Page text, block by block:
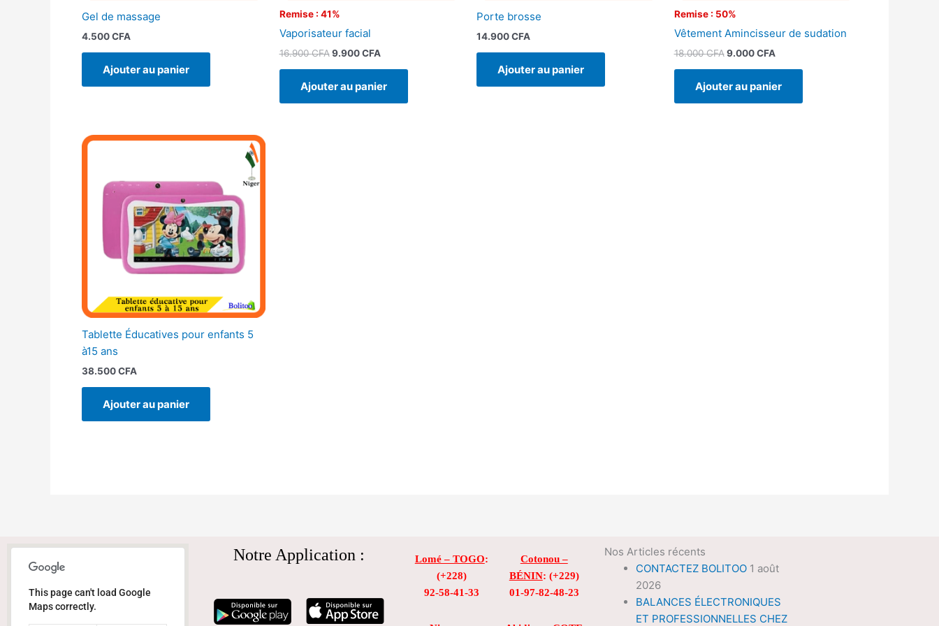
Gel de massage
4.500CFA
Ajouter au panier
Remise : 41%
Vaporisateur facial
16.900CFA 9.900CFA
Ajouter au panier
Porte brosse
14.900CFA
Ajouter au panier
Remise : 50%
Vêtement Amincisseur de sudation
18.000CFA 9.000CFA
Ajouter au panier
Tablette Éducatives pour enfants 5
à15 ans
38.500CFA
Ajouter au panier
This page can't load Google
Maps correctly.
Notre Application : Lomé – TOGO:
(+228)
92-58-41-33
Cotonou –
BÉNIN: (+229)
01-97-82-48-23
Nos Articles récents
CONTACTEZ BOLITOO 1 août
2026
BALANCES ÉLECTRONIQUES
ET PROFESSIONNELLES CHEZ